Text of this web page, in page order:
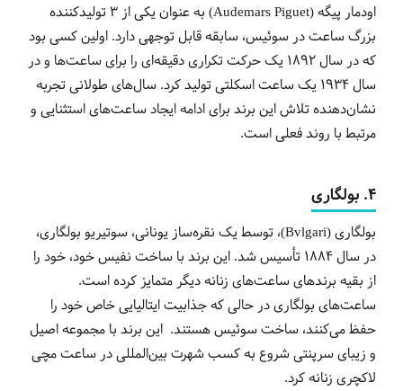
اودمار پیگه (Audemars Piguet) به عنوان یکی از 3 تولیدکننده
بزرگ ساعت در سوئیس، سابقه قابل توجهی دارد. اولین کسی بود
که در سال 1892 یک حرکت تکراری دقیقه‌ای را برای ساعت‌ها و در
سال 1934 یک ساعت اسکلتی تولید کرد. سال‌های طولانی تجربه
نشان‌دهنده تلاش این برند برای ادامه ایجاد ساعت‌های استثنایی و
مرتبط با روند فعلی است.
4. بولگاری
بولگاری (Bvlgari)، توسط یک نقره‌ساز یونانی، سوتیریو بولگاری،
در سال 1884 تأسیس شد. این برند با ساخت نفیس خود، خود را
از بقیه برندهای ساعت‌های زنانه دیگر متمایز کرده است.
ساعت‌های بولگاری در حالی که جذابیت ایتالیایی خاص خود را
حفظ می‌کنند، ساخت سوئیس هستند. این برند با مجموعه اصیل
و زیبای سرپنتی شروع به کسب شهرت بین‌المللی در ساعت مچی
لاکچری زنانه کرد.